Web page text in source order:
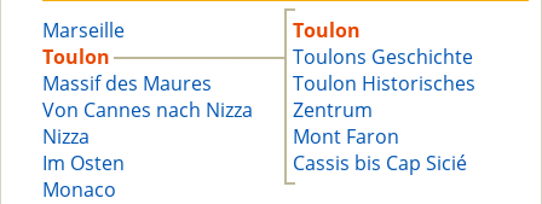
Marseille
Toulon
Massif des Maures
Von Cannes nach Nizza
Nizza
Im Osten
Monaco
Toulon
Toulons Geschichte
Toulon Historisches
Zentrum
Mont Faron
Cassis bis Cap Sicié